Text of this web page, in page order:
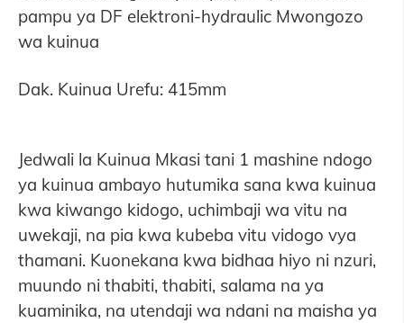
pampu ya DF elektroni-hydraulic Mwongozo
wa kuinua
Dak. Kuinua Urefu: 415mm
Jedwali la Kuinua Mkasi tani 1 mashine ndogo
ya kuinua ambayo hutumika sana kwa kuinua
kwa kiwango kidogo, uchimbaji wa vitu na
uwekaji, na pia kwa kubeba vitu vidogo vya
thamani. Kuonekana kwa bidhaa hiyo ni nzuri,
muundo ni thabiti, thabiti, salama na ya
kuaminika, na utendaji wa ndani na maisha ya